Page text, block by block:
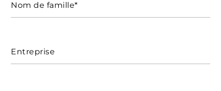
Nom de famille*
Entreprise